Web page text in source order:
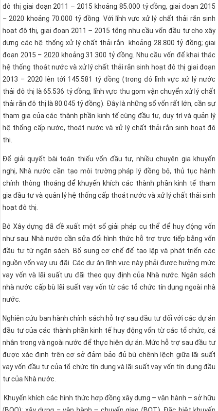
đô thị giai đoạn 2011 – 2015 khoảng 85.000 tỷ đồng, giai đoạn 2015
– 2020 khoảng 70.000 tỷ đồng. Với lĩnh vực xử lý chất thải rắn sinh
hoạt đô thị, giai đoạn 2011 – 2015 tổng nhu cầu vốn đầu tư cho xây
dựng các hệ thống xử lý chất thải rắn khoảng 28.800 tỷ đồng; giai
đoạn 2015 – 2020 khoảng 31.300 tỷ đồng. Nhu cầu vốn để khai thác
hệ thống thoát nước và xử lý chất thải rắn sinh hoạt đô thị giai đoạn
2013 – 2020 lên tới 145.581 tỷ đồng (trong đó lĩnh vực xử lý nước
thải đô thị là 65.536 tỷ đồng, lĩnh vực thu gom vận chuyển xử lý chất
thải rắn đô thị là 80.045 tỷ đồng). Đây là những số vốn rất lớn, cần sự
tham gia của các thành phần kinh tế cùng đầu tư, duy trì và quản lý
hệ thống cấp nước, thoát nước và xử lý chất thải rắn sinh hoạt đô
thị.
Để giải quyết bài toán thiếu vốn đầu tư, nhiều chuyên gia khuyến
nghị, Nhà nước cần tạo môi trường pháp lý đồng bộ, thủ tục hành
chính thông thoáng để khuyến khích các thành phần kinh tế tham
gia đầu tư và quản lý hệ thống cấp thoát nước và xử lý chất thải sinh
hoạt đô thị.
Bộ Xây dựng đã đề xuất một số giải pháp cụ thể để huy động vốn
như sau: Nhà nước cần sửa đổi hình thức hỗ trợ trực tiếp bằng vốn
đầu tư từ ngân sách. Bổ sung cơ chế để tạo lập và phát triển các
nguồn vốn vay ưu đãi. Các dự án lĩnh vực này phải được hưởng mức
vay vốn và lãi suất ưu đãi theo quy định của Nhà nước. Ngân sách
nhà nước cấp bù lãi suất vay vốn từ các tổ chức tín dụng ngoài nhà
nước.
Nghiên cứu ban hành chính sách hỗ trợ sau đầu tư đối với các dự án
đầu tư của các thành phần kinh tế huy động vốn từ các tổ chức, cá
nhân trong và ngoài nước để thực hiện dự án. Mức hỗ trợ sau đầu tư
được xác định trên cơ sở đảm bảo đủ bù chênh lệch giữa lãi suất
vay vốn đầu tư của tổ chức tín dụng và lãi suất vay vốn tín dụng đầu
tư của Nhà nước.
Khuyến khích các hình thức hợp đồng xây dựng – vận hành – sở hữu